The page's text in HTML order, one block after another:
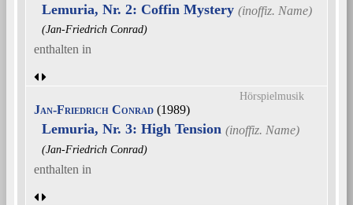
Lemuria, Nr. 2: Coffin Mystery
(Jan-Friedrich Conrad)
enthalten in
Hörspielmusik
Jan-Friedrich Conrad (1989)
Lemuria, Nr. 3: High Tension
(Jan-Friedrich Conrad)
enthalten in